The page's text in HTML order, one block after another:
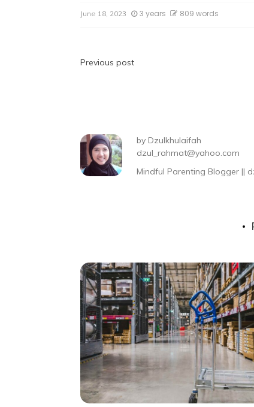
June 18, 2023 3 years 809 words
Previous post
by Dzulkhulaifah
dzul_rahmat@yahoo.com
Mindful Parenting Blogger ||